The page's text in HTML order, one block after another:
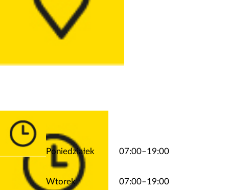
Poniedziałek 07:00–19:00
Wtorek 07:00–19:00